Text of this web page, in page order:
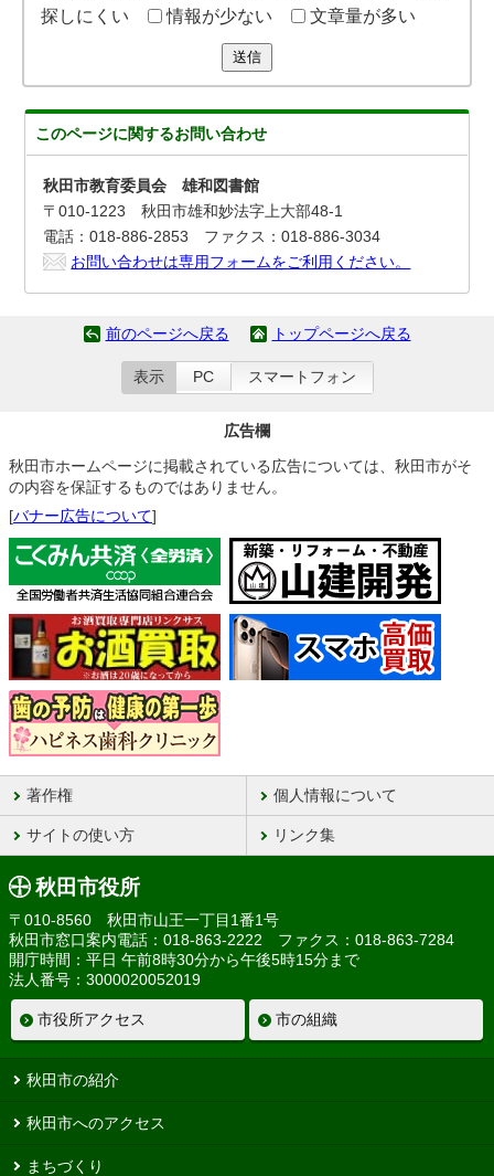
探しにくい
情報が少ない 文章量が多い
送信
このページに関するお問い合わせ
秋田市教育委員会 雄和図書館
〒010-1223 秋田市雄和妙法字上大部48-1
電話：018-886-2853 ファクス：018-886-3034
お問い合わせは専用フォームをご利用ください。
前のページへ戻る トップページへ戻る
表示 PC スマートフォン
広告欄
秋田市ホームページに掲載されている広告については、秋田市がそ
の内容を保証するものではありません。
[バナー広告について]
著作権 個人情報について
サイトの使い方 リンク集
秋田市役所
〒010-8560 秋田市山王一丁目1番1号
秋田市窓口案内電話：018-863-2222 ファクス：018-863-7284
開庁時間：平日 午前8時30分から午後5時15分まで
法人番号：3000020052019
市役所アクセス 市の組織
秋田市の紹介
秋田市へのアクセス
まちづくり